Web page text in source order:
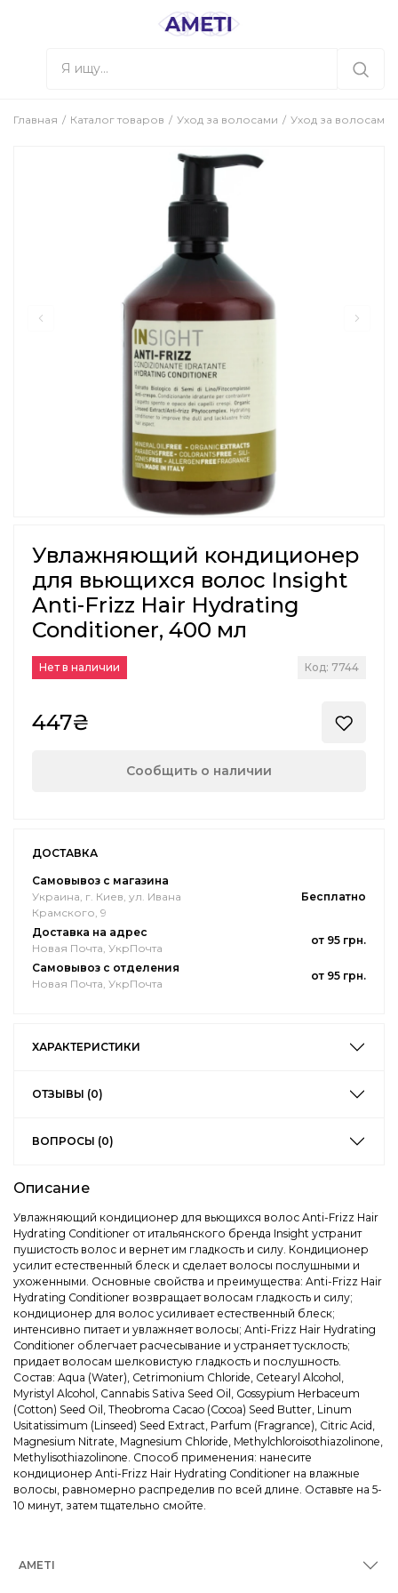
Главная Каталог товаров Уход за волосами Уход за волосами
Увлажняющий кондиционер
для вьющихся волос Insight
Anti-Frizz Hair Hydrating
Conditioner, 400 мл
Нет в наличии Код: 7744
447₴
Сообщить о наличии
ДОСТАВКА
Самовывоз с магазина
Украина, г. Киев, ул. Ивана
Крамского, 9
Бесплатно
Доставка на адрес
Новая Почта, УкрПочта
от 95 грн.
Самовывоз с отделения
Новая Почта, УкрПочта
от 95 грн.
ХАРАКТЕРИСТИКИ
ОТЗЫВЫ (0)
ВОПРОСЫ (0)
Описание
Увлажняющий кондиционер для вьющихся волос Anti-Frizz Hair
Hydrating Conditioner от итальянского бренда Insight устранит
пушистость волос и вернет им гладкость и силу. Кондиционер
усилит естественный блеск и сделает волосы послушными и
ухоженными. Основные свойства и преимущества: Anti-Frizz Hair
Hydrating Conditioner возвращает волосам гладкость и силу;
кондиционер для волос усиливает естественный блеск;
интенсивно питает и увлажняет волосы; Anti-Frizz Hair Hydrating
Conditioner облегчает расчесывание и устраняет тусклость;
придает волосам шелковистую гладкость и послушность.
Состав: Aqua (Water), Cetrimonium Chloride, Cetearyl Alcohol,
Myristyl Alcohol, Cannabis Sativa Seed Oil, Gossypium Herbaceum
(Cotton) Seed Oil, Theobroma Cacao (Cocoa) Seed Butter, Linum
Usitatissimum (Linseed) Seed Extract, Parfum (Fragrance), Citric Acid,
Magnesium Nitrate, Magnesium Chloride, Methylchloroisothiazolinone,
Methylisothiazolinone. Способ применения: нанесите
кондиционер Anti-Frizz Hair Hydrating Conditioner на влажные
волосы, равномерно распределив по всей длине. Оставьте на 5-
10 минут, затем тщательно смойте.
AMETI